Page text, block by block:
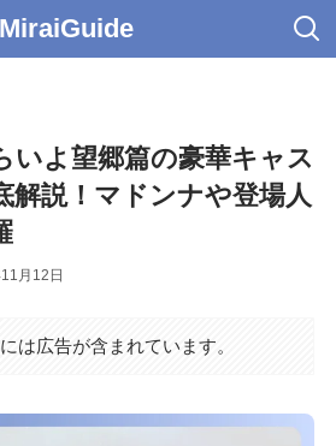
MiraiGuide
いよ望郷篇の豪華キャス
解説！マドンナや登場人
月12日
は広告が含まれています。